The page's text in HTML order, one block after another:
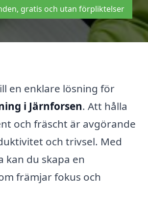
gratis och utan förpliktelser
en enklare lösning för
i Järnforsen. Att hålla
och fräscht är avgörande
och trivsel. Med
du skapa en
främjar fokus och